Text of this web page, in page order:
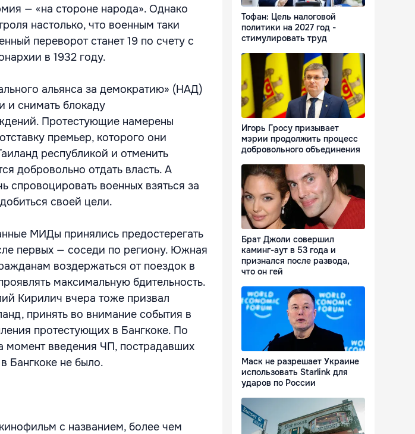
— «на стороне народа». Однако
настолько, что военным таки
переворот станет 19 по счету с
в 1932 году.
альянса за демократию» (НАД)
и снимать блокаду
Протестующие намерены
премьер, которого они
республикой и отменить
добровольно отдать власть. А
спровоцировать военных взяться за
своей цели.
МИДы принялись предостерегать
первых — соседи по региону. Южная
воздержаться от поездок в
максимальную бдительность.
Кирилич вчера тоже призвал
принять во внимание события в
протестующих в Бангкоке. По
момент введения ЧП, пострадавших
Бангкоке не было.
с названием, более чем
Тофан: Цель налоговой
политики на 2027 год -
стимулировать труд
Игорь Гросу призывает
мэрии продолжить процесс
добровольного объединения
Брат Джоли совершил
каминг-аут в 53 года и
признался после развода,
что он гей
Маск не разрешает Украине
использовать Starlink для
ударов по России